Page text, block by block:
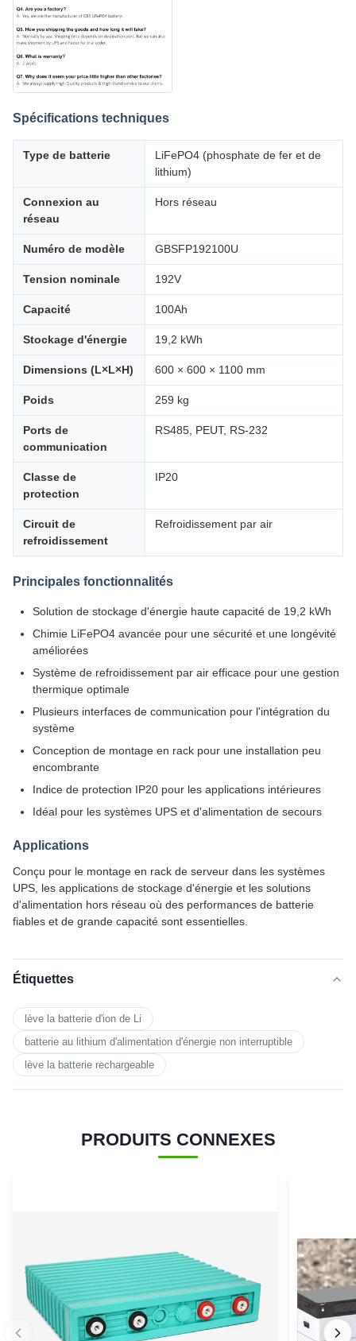
Spécifications techniques
Type de batterie
LiFePO4 (phosphate de fer et de
lithium)
Connexion au
réseau
Hors réseau
Numéro de modèle GBSFP192100U
Tension nominale 192V
Capacité 100Ah
Stockage d'énergie 19,2 kWh
Dimensions (L×L×H) 600 × 600 × 1100 mm
Poids 259 kg
Ports de
communication
RS485, PEUT, RS-232
Classe de
protection
IP20
Circuit de
refroidissement
Refroidissement par air
Principales fonctionnalités
Solution de stockage d'énergie haute capacité de 19,2 kWh
Chimie LiFePO4 avancée pour une sécurité et une longévité
améliorées
Système de refroidissement par air efficace pour une gestion
thermique optimale
Plusieurs interfaces de communication pour l'intégration du
système
Conception de montage en rack pour une installation peu
encombrante
Indice de protection IP20 pour les applications intérieures
Idéal pour les systèmes UPS et d'alimentation de secours
Applications
Conçu pour le montage en rack de serveur dans les systèmes
UPS, les applications de stockage d'énergie et les solutions
d'alimentation hors réseau où des performances de batterie
fiables et de grande capacité sont essentielles.
Étiquettes
lève la batterie d'ion de Li
batterie au lithium d'alimentation d'énergie non interruptible
lève la batterie rechargeable
PRODUITS CONNEXES